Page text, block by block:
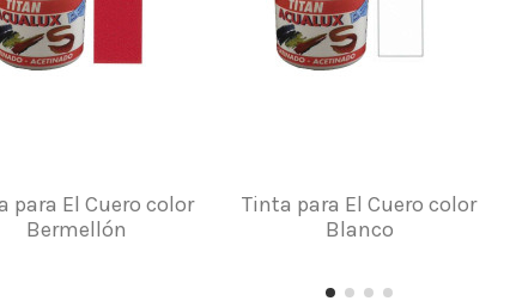
para El Cuero color
Bermellón
Tinta para El Cuero color
Blanco